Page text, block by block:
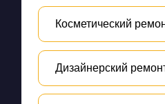
Косметический
Дизайнерский